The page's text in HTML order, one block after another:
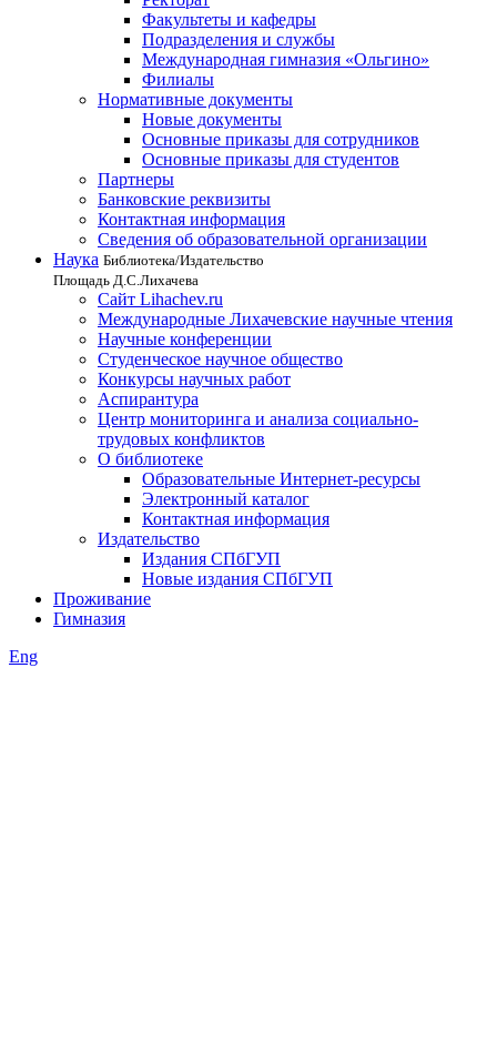
Факультеты и кафедры
Подразделения и службы
Международная гимназия «Ольгино»
Филиалы
Нормативные документы
Новые документы
Основные приказы для сотрудников
Основные приказы для студентов
Партнеры
Банковские реквизиты
Контактная информация
Сведения об образовательной организации
Наука Библиотека/Издательство
Площадь Д.С.Лихачева
Сайт Lihachev.ru
Международные Лихачевские научные чтения
Научные конференции
Студенческое научное общество
Конкурсы научных работ
Аспирантура
Центр мониторинга и анализа социально-
трудовых конфликтов
О библиотеке
Образовательные Интернет-ресурсы
Электронный каталог
Контактная информация
Издательство
Издания СПбГУП
Новые издания СПбГУП
Проживание
Гимназия
Eng